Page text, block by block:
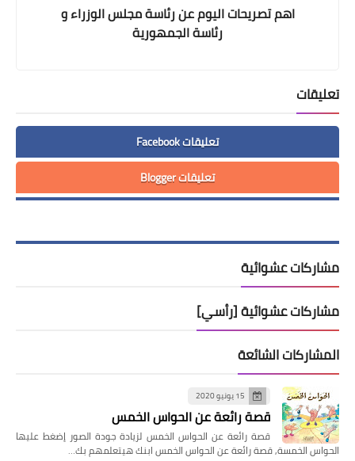
اهم تصريحات اليوم عن رئاسة مجلس الوزراء و
رئاسة الجمهورية
تعليقات
تعليقات Facebook
تعليقات Blogger
مشاركات عشوائية
مشاركات عشوائية [رأسي]
المشاركات الشائعة
15 يونيو 2020
قصة رائعة عن الحواس الخمس
قصة رائعة عن الحواس الخمس لزيادة جودة الصور إضغط عليها
الحواس الخمسة, قصة رائعة عن الحواس الخمس ابنك هيتعلمهم بك…